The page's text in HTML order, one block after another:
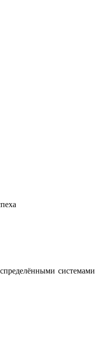
системами